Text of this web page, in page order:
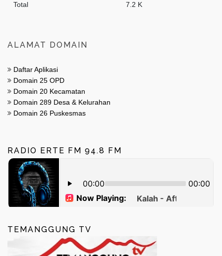
Total 7.2 K
ALAMAT DOMAIN
Daftar Aplikasi
Domain 25 OPD
Domain 20 Kecamatan
Domain 289 Desa & Kelurahan
Domain 26 Puskesmas
RADIO ERTE FM 94.8 FM
TEMANGGUNG TV